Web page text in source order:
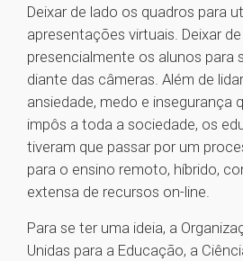
Deixar de lado os quadros para
apresentações virtuais. Deixar
presencialmente os alunos para
diante das câmeras. Além de
ansiedade, medo e insegurança
impôs a toda a sociedade, os
tiveram que passar por um
para o ensino remoto, híbrido,
extensa de recursos on-line.
Para se ter uma ideia, a
Unidas para a Educação, a